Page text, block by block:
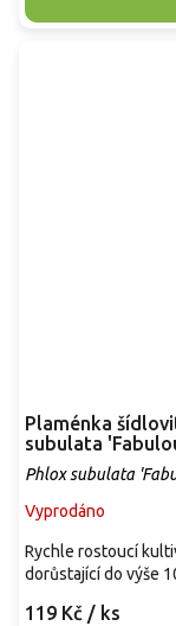
Plaménka
subulata
Phlox subulata
Vyprodáno
119 Kč / ks
Rychle rostoucí
dorůstající do výše